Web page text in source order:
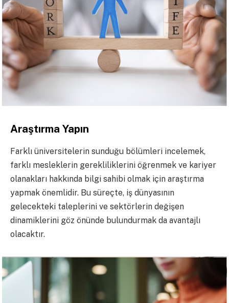
Araştırma Yapın
Farklı üniversitelerin sunduğu bölümleri incelemek,
farklı mesleklerin gerekliliklerini öğrenmek ve kariyer
olanakları hakkında bilgi sahibi olmak için araştırma
yapmak önemlidir. Bu süreçte, iş dünyasının
gelecekteki taleplerini ve sektörlerin değişen
dinamiklerini göz önünde bulundurmak da avantajlı
olacaktır.